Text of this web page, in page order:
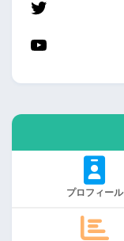
プロフィール